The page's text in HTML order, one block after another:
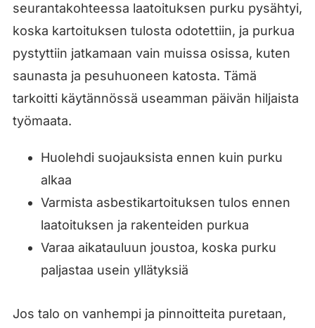
seurantakohteessa laatoituksen purku pysähtyi,
koska kartoituksen tulosta odotettiin, ja purkua
pystyttiin jatkamaan vain muissa osissa, kuten
saunasta ja pesuhuoneen katosta. Tämä
tarkoitti käytännössä useamman päivän hiljaista
työmaata.
Huolehdi suojauksista ennen kuin purku
alkaa
Varmista asbestikartoituksen tulos ennen
laatoituksen ja rakenteiden purkua
Varaa aikatauluun joustoa, koska purku
paljastaa usein yllätyksiä
Jos talo on vanhempi ja pinnoitteita puretaan,